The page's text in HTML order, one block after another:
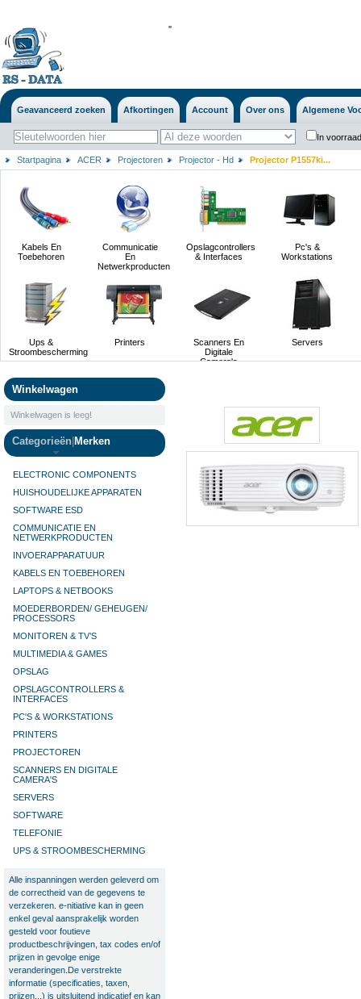
''
Geavanceerd zoeken Afkortingen Account Over ons Algemene
In
Startpagina ACER Projectoren Projector - Hd Projector P1557ki...
Kabels En
Toebehoren
Communicatie
En
Netwerkproducten
Opslagcontrollers
& Interfaces
Pc's &
Workstations
Ups &
Stroombescherming
Printers
Scanners En
Digitale
Camera's
Servers
Winkelwagen
Winkelwagen is leeg!
Categorieën Merken
ELECTRONIC COMPONENTS
HUISHOUDELIJKE APPARATEN
SOFTWARE ESD
COMMUNICATIE EN
NETWERKPRODUCTEN
INVOERAPPARATUUR
KABELS EN TOEBEHOREN
LAPTOPS & NETBOOKS
MOEDERBORDEN/ GEHEUGEN/
PROCESSORS
MONITOREN & TV’S
MULTIMEDIA & GAMES
OPSLAG
OPSLAGCONTROLLERS &
INTERFACES
PC'S & WORKSTATIONS
PRINTERS
PROJECTOREN
SCANNERS EN DIGITALE
CAMERA'S
SERVERS
SOFTWARE
TELEFONIE
UPS & STROOMBESCHERMING
Alle inspanningen werden geleverd om
de correctheid van de gegevens te
verzekeren. e-nitiative kan in geen
enkel geval aansprakelijk worden
gesteld voor foutieve
productbeschrijvingen, tax codes en/of
prijzen in gevolge enige
veranderingen.De verstrekte
informatie (specificaties, taxen,
prijzen...) is uitsluitend indicatief en kan